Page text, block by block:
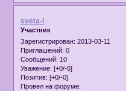
sveta-l
Участник
Зарегистрирован: 2013-03-11
Приглашений: 0
Сообщений: 10
Уважение: [+0/-0]
Позитив: [+0/-0]
Провел на форуме: